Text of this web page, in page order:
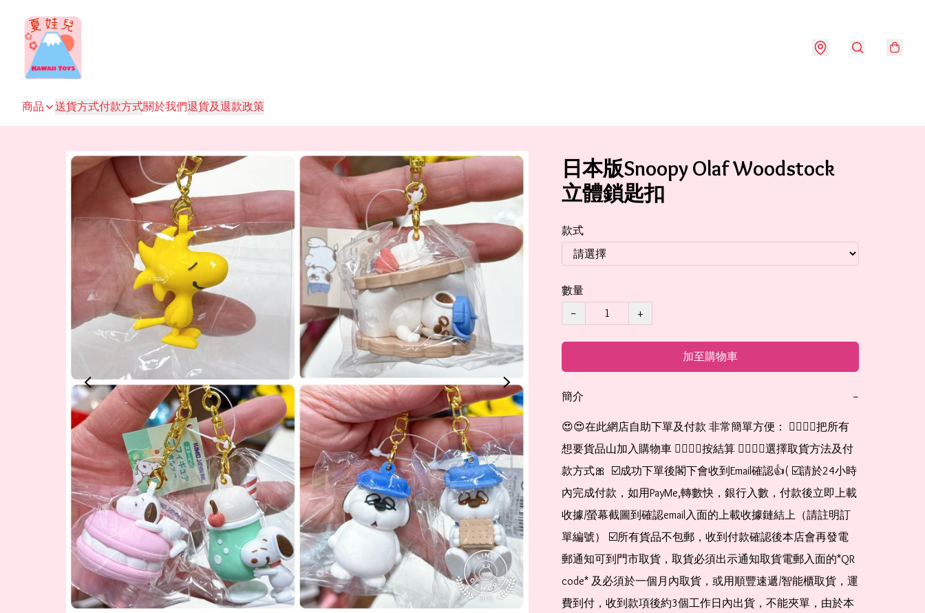
商品 送貨方式付款方式關於我們退貨及退款政策
日本版Snoopy Olaf Woodstock
立體鎖匙扣
款式
數量
−
+
加至購物車
簡介 −
😍😍在此網店自助下單及付款 非常簡單方便： 👉🏻👉🏻把所有
想要貨品山加入購物車 👉🏻👉🏻按結算 👉🏻👉🏻選擇取貨方法及付
款方式🎀  ☑️成功下單後閣下會收到Email確認👍( ☑️請於24小時
內完成付款，如用PayMe,轉數快，銀行入數，付款後立即上載
收據/螢幕截圖到確認email入面的上載收據鏈結上（請註明訂
單編號） ☑️所有貨品不包郵，收到付款確認後本店會再發電
郵通知可到門市取貨，取貨必須出示通知取貨電郵入面的*QR
code* 及必須於一個月內取貨，或用順豐速遞/智能櫃取貨，運
費到付，收到款項後約3個工作日內出貨，不能夾單，由於本